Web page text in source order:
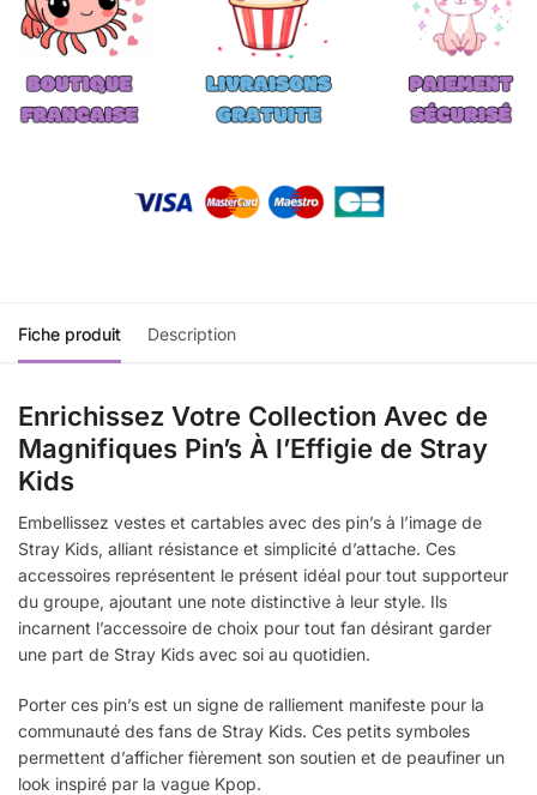
Fiche produit Description
Enrichissez Votre Collection Avec de
Magnifiques Pin’s À l’Effigie de Stray
Kids
Embellissez vestes et cartables avec des pin’s à l’image de
Stray Kids, alliant résistance et simplicité d’attache. Ces
accessoires représentent le présent idéal pour tout supporteur
du groupe, ajoutant une note distinctive à leur style. Ils
incarnent l’accessoire de choix pour tout fan désirant garder
une part de Stray Kids avec soi au quotidien.
Porter ces pin’s est un signe de ralliement manifeste pour la
communauté des fans de Stray Kids. Ces petits symboles
permettent d’afficher fièrement son soutien et de peaufiner un
look inspiré par la vague Kpop.